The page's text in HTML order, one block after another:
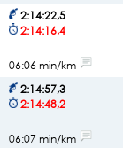
2:14:22,5
2:14:16,4
06:06 min/km
2:14:57,3
2:14:48,2
06:07 min/km